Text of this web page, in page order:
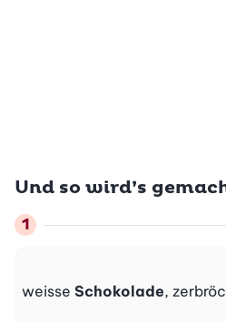
Und so wird’s
weisse Schokolade,